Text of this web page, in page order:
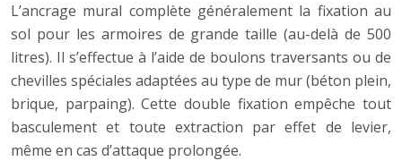
L’ancrage mural complète généralement la fixation au
sol pour les armoires de grande taille (au-delà de 500
litres). Il s’effectue à l’aide de boulons traversants ou de
chevilles spéciales adaptées au type de mur (béton plein,
brique, parpaing). Cette double fixation empêche tout
basculement et toute extraction par effet de levier,
même en cas d’attaque prolongée.